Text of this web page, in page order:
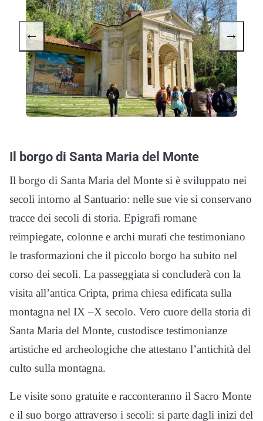
← →
Il borgo di Santa Maria del Monte
Il borgo di Santa Maria del Monte si è sviluppato nei
secoli intorno al Santuario: nelle sue vie si conservano
tracce dei secoli di storia. Epigrafi romane
reimpiegate, colonne e archi murati che testimoniano
le trasformazioni che il piccolo borgo ha subito nel
corso dei secoli. La passeggiata si concluderà con la
visita all’antica Cripta, prima chiesa edificata sulla
montagna nel IX –X secolo. Vero cuore della storia di
Santa Maria del Monte, custodisce testimonianze
artistiche ed archeologiche che attestano l’antichità del
culto sulla montagna.
Le visite sono gratuite e racconteranno il Sacro Monte
e il suo borgo attraverso i secoli: si parte dagli inizi del